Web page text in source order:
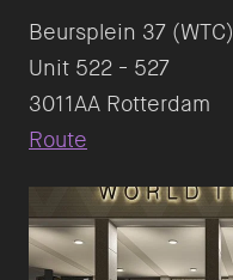
Beursplein 37 (WTC)
Unit 522 - 527
Route